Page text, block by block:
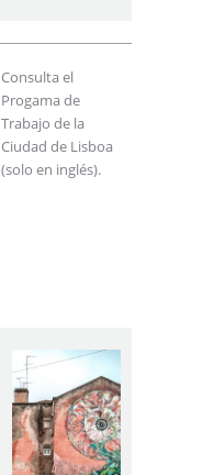
Consulta el
Progama de
Trabajo de la
Ciudad de Lisboa
(solo en inglés).